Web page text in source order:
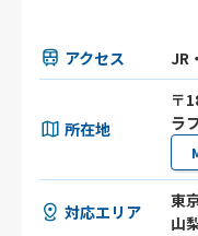
アクセス JR
所在地
〒
ラ
対応エリア
東
山